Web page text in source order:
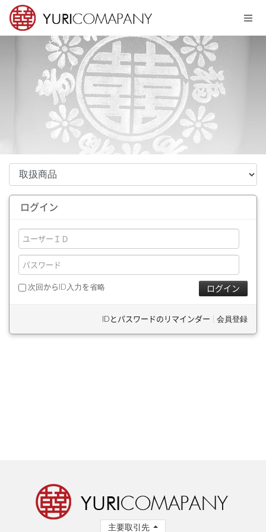
ログイン
次回からID入力を省略
IDとパスワードのリマインダー 会員登録
主要取引先